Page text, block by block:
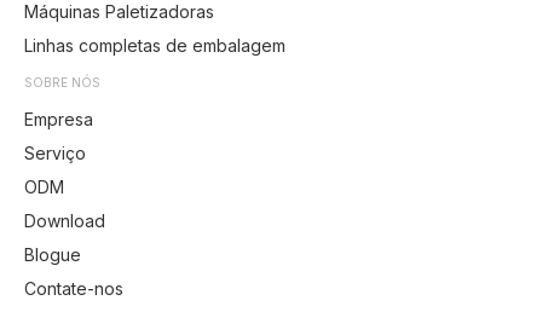
Máquinas Paletizadoras
Linhas completas de embalagem
SOBRE NÓS
Empresa
Serviço
ODM
Download
Blogue
Contate-nos